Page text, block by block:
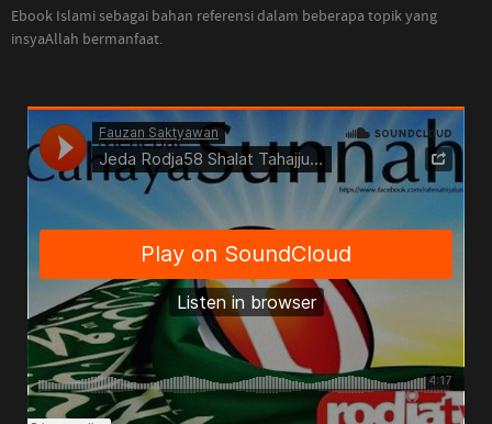
Ebook Islami sebagai bahan referensi dalam beberapa topik yang
insyaAllah bermanfaat.